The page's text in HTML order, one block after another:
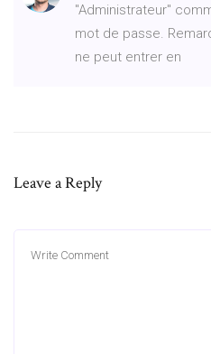
"Administrateur"
mot de passe.
ne peut entrer en
Leave a Reply